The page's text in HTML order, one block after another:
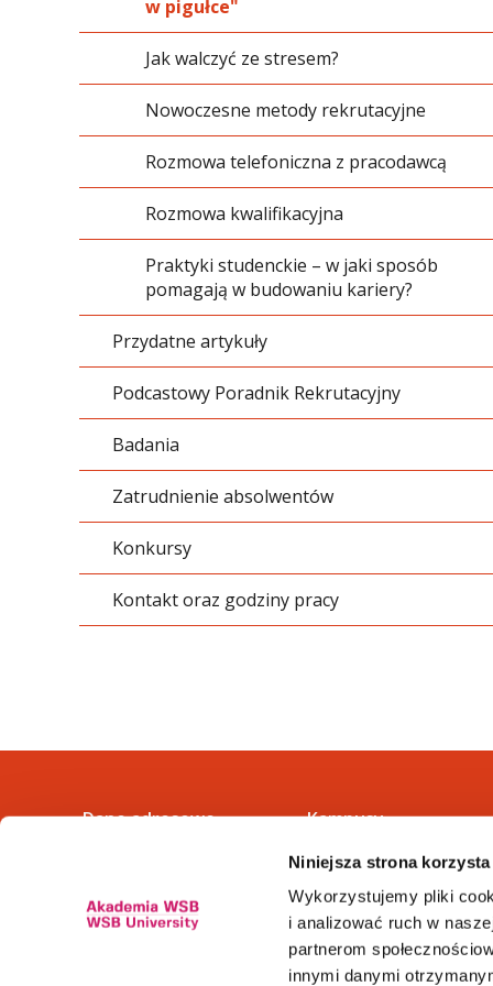
Niniejsza strona
Wykorzystujemy pliki
i analizować ruch w
partnerom
innymi danymi
XIII Targi Pracy i Praktyk Studenckich -
Job and Internship Fair
Informatyka
Kosmetologia
Logistyka
Pedagogika
Pielęgniarstwo
Prawo
Psychologia
Ratownictwo medyczne
Transport
Zarządzanie
w pigułce"
Jak walczyć ze stresem?
Nowoczesne metody rekrutacyjne
Rozmowa telefoniczna z pracodawcą
Rozmowa kwalifikacyjna
Praktyki studenckie – w jaki sposób
pomagają w budowaniu kariery?
Przydatne artykuły
Podcastowy Poradnik Rekrutacyjny
Badania
Zatrudnienie absolwentów
Konkursy
Kontakt oraz godziny pracy
Dane adresowe
tel.+48 32 295 93 00
Kampusy
Cieszyn
Dąbrowa Górnicza
Gliwice
Jaworzno
Katowice